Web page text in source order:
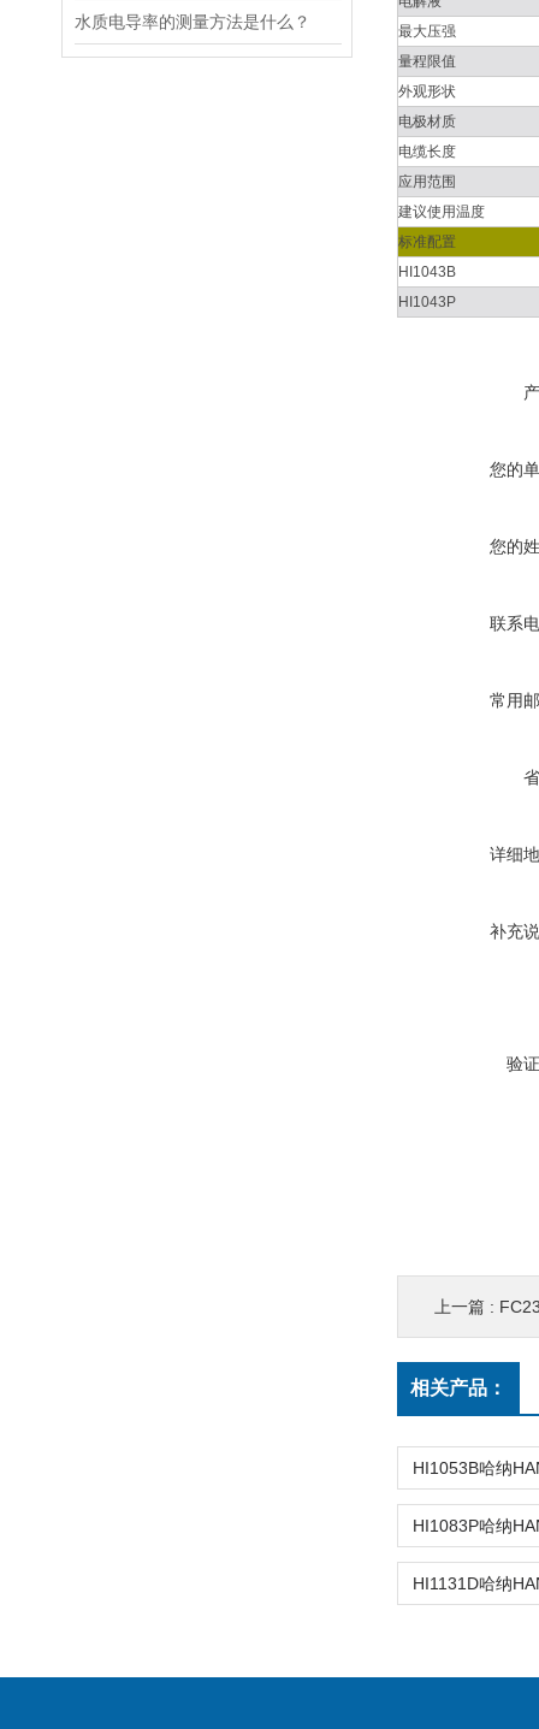
水质电导率的测量方法是什么？
最大压强
量程限值
外观形状
电极材质
电缆长度
应用范围
建议使用温度
标准配置
HI1043B
HI1043P
您的
您的
联系
常用
详细
补充
验
上一篇 :
相关产品：